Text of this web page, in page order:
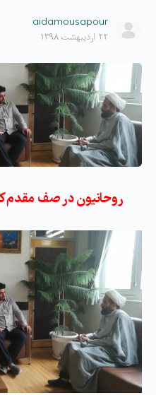
aidamousapour
۲۲ اردیبهشت ۱۳۹۸
روحانیون در صف مقدم